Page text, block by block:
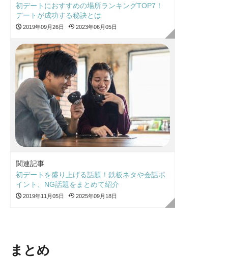
初デートにおすすめの場所ランキングTOP7！
デートが成功する秘訣とは
2019年09月26日 2023年06月05日
関連記事
初デートを盛り上げる話題！鉄板ネタや会話ポ
イント、NG話題をまとめて紹介
2019年11月05日 2025年09月18日
まとめ